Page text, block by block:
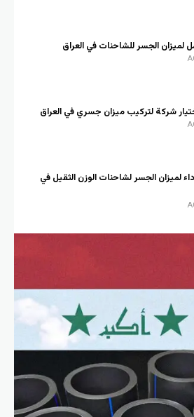
لميزان الجسر للشاحنات في العراق
شركة لتركيب ميزان جسري في العراق
لميزان الجسر لشاحنات الوزن الثقيل في